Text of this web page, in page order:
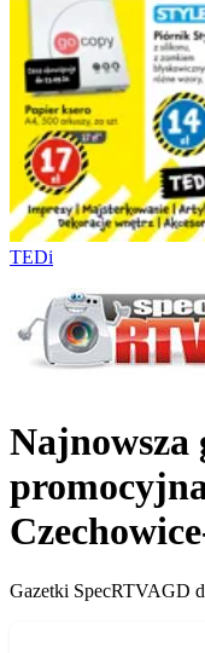
TEDi
Najnowsza
Gazetki SpecRTVAGD